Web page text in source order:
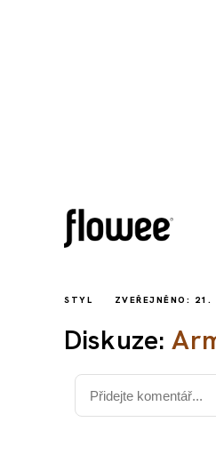
STYL ZVEŘEJNĚNO:
Diskuze: